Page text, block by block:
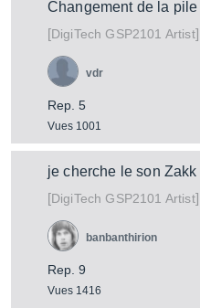
Changement de la
[DigiTech GSP2101 Artist]
Rep. 5
Vues 1001
vdr
je cherche le son Zakk
[DigiTech GSP2101 Artist]
Rep. 9
Vues 1416
banbanthirion